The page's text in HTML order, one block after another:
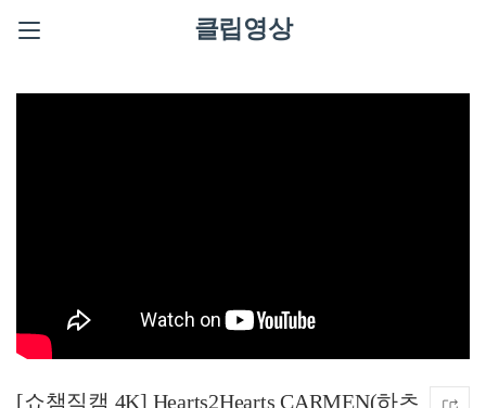
클립영상
[쇼챔직캠 4K] Hearts2Hearts CARMEN(하츠